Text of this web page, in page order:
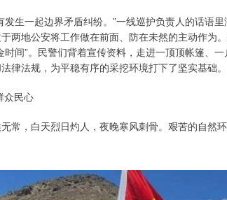
发生一起边界矛盾纠纷。”一线巡护负责人的话语
两地公安将工作做在前面、防在未然的主动作为
时间”。民警们背着宣传资料，走进一顶顶帐篷、
律法规，为平稳有序的采挖环境打下了坚实基础。
众民心
常，白天烈日灼人，夜晚寒风刺骨。艰苦的自然